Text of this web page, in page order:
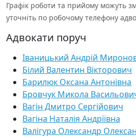
Графік роботи та прийому можуть
уточніть по робочому телефону
Адвокати поруч
Іваницький Андрій
Білий Валентин Вікторович
Барилюк Оксана Антонівна
Бровчук Микола
Вагін Дмитро Сергійович
Вагіна Наталія Андріївна
Валігура Олександр